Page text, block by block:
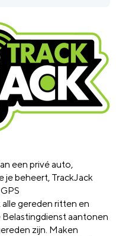
een privé auto,
je beheert, TrackJack
gereden ritten en
Belastingdienst aantonen
zijn. Maken